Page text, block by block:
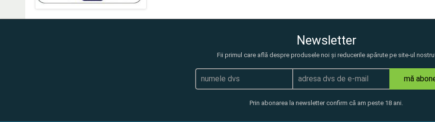
Newsletter
Fii primul care află despre produsele noi și reducerile apărute pe site-ul
mă
Prin abonarea la newsletter confirm că am peste 18 ani.